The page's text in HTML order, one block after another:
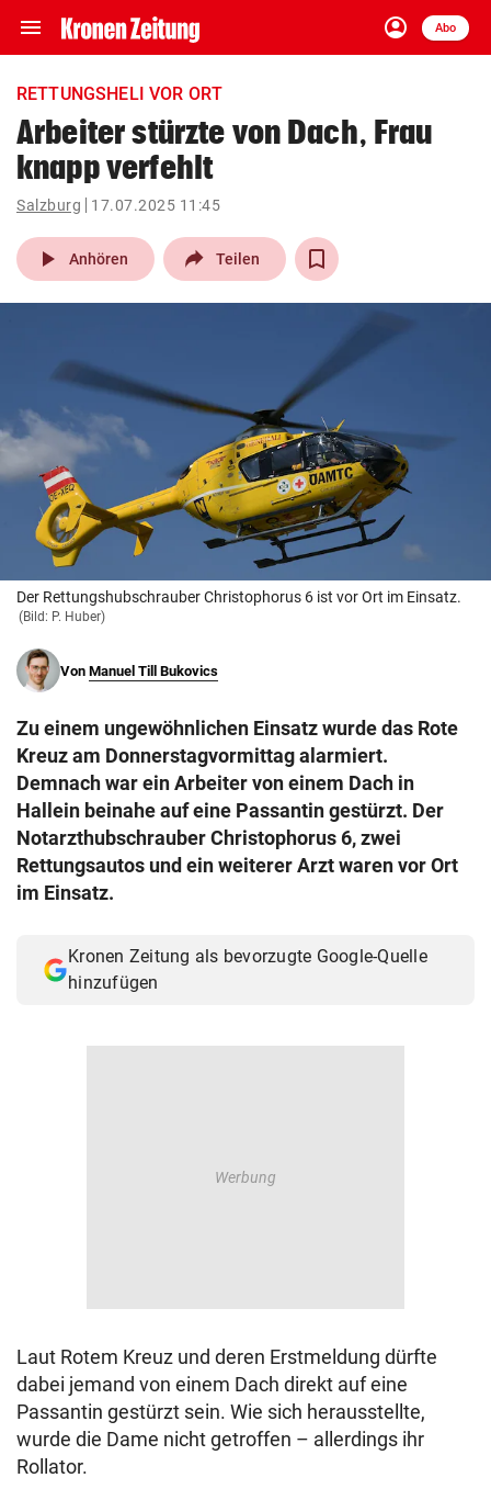
menu Navigation
ein-/ausklappen
account_circle
Anmelden
Abo
close Schließen
account_circle Anmelden
pin_drop
Wien arrow_right
bookmark
search
Suchbegriff
eingeben
© Krone Multimedia GmbH & Co KG 2026
Muthgasse 2, 1190 Wien
RETTUNGSHELI VOR ORT
Arbeiter stürzte von Dach, Frau
knapp verfehlt
Salzburg 17.07.2025 11:45
play_arrow Anhören Teilen
Der Rettungshubschrauber Christophorus 6 ist vor Ort im Einsatz.
(Bild: P. Huber)
Von Manuel Till Bukovics
Zu einem ungewöhnlichen Einsatz wurde das Rote
Kreuz am Donnerstagvormittag alarmiert.
Demnach war ein Arbeiter von einem Dach in
Hallein beinahe auf eine Passantin gestürzt. Der
Notarzthubschrauber Christophorus 6, zwei
Rettungsautos und ein weiterer Arzt waren vor Ort
im Einsatz.
Kronen Zeitung als bevorzugte Google-Quelle
hinzufügen
Laut Rotem Kreuz und deren Erstmeldung dürfte
dabei jemand von einem Dach direkt auf eine
Passantin gestürzt sein. Wie sich herausstellte,
wurde die Dame nicht getroffen – allerdings ihr
Rollator.